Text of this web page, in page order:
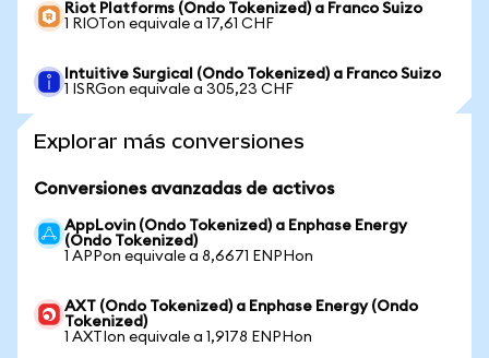
Riot Platforms (Ondo Tokenized) a Franco Suizo
1 RIOTon equivale a 17,61 CHF
Intuitive Surgical (Ondo Tokenized) a Franco Suizo
1 ISRGon equivale a 305,23 CHF
Explorar más conversiones
Conversiones avanzadas de activos
AppLovin (Ondo Tokenized) a Enphase Energy
(Ondo Tokenized)
1 APPon equivale a 8,6671 ENPHon
AXT (Ondo Tokenized) a Enphase Energy (Ondo
Tokenized)
1 AXTIon equivale a 1,9178 ENPHon